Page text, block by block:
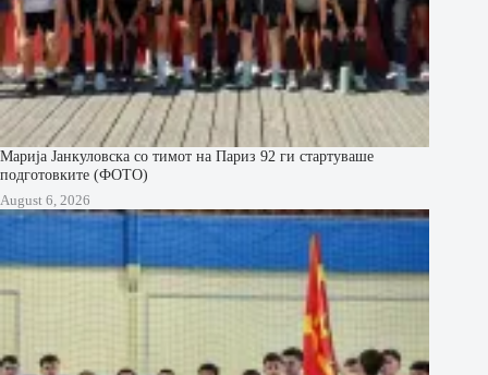
Марија Јанкуловска со тимот на Париз 92 ги стартуваше
подготовките (ФОТО)
August 6, 2026